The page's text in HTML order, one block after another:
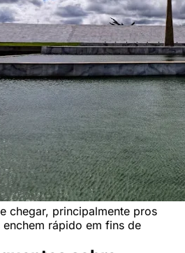
chegar, principalmente pros
rápido em fins de